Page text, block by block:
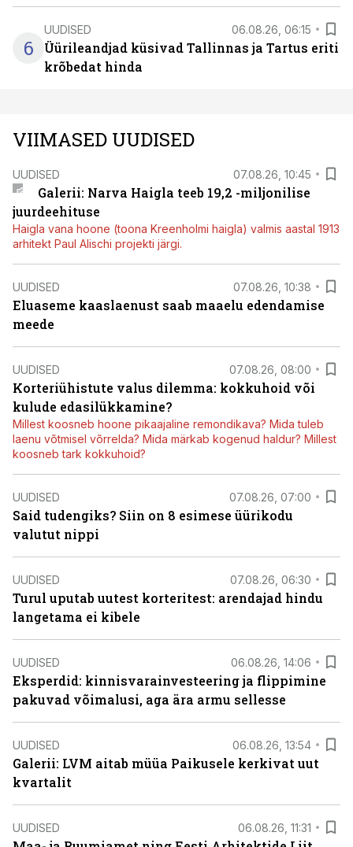
6
UUDISED 06.08.26, 06:15
Üürileandjad küsivad Tallinnas ja Tartus eriti
krõbedat hinda
VIIMASED UUDISED
UUDISED 07.08.26, 10:45
Galerii: Narva Haigla teeb 19,2 -miljonilise
juurdeehituse
Haigla vana hoone (toona Kreenholmi haigla) valmis aastal 1913
arhitekt Paul Alischi projekti järgi.
UUDISED 07.08.26, 10:38
Eluaseme kaaslaenust saab maaelu edendamise
meede
UUDISED 07.08.26, 08:00
Korteriühistute valus dilemma: kokkuhoid või
kulude edasilükkamine?
Millest koosneb hoone pikaajaline remondikava? Mida tuleb
laenu võtmisel võrrelda? Mida märkab kogenud haldur? Millest
koosneb tark kokkuhoid?
UUDISED 07.08.26, 07:00
Said tudengiks? Siin on 8 esimese üürikodu
valutut nippi
UUDISED 07.08.26, 06:30
Turul uputab uutest korteritest: arendajad hindu
langetama ei kibele
UUDISED 06.08.26, 14:06
Eksperdid: kinnisvarainvesteering ja flippimine
pakuvad võimalusi, aga ära armu sellesse
UUDISED 06.08.26, 13:54
Galerii: LVM aitab müüa Paikusele kerkivat uut
kvartalit
UUDISED 06.08.26, 11:31